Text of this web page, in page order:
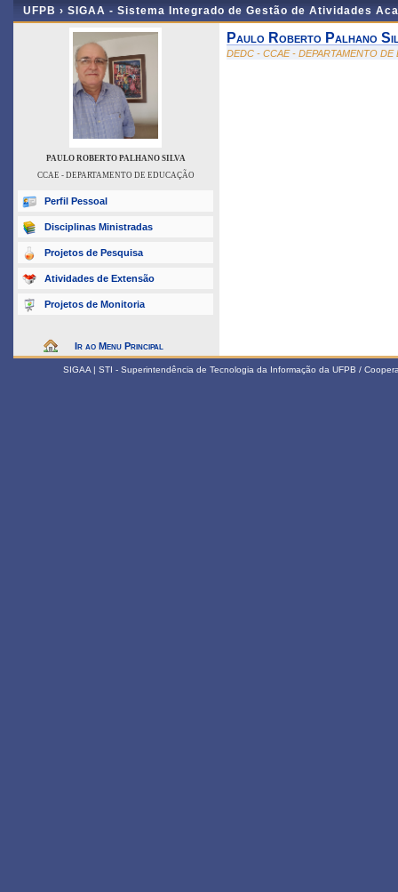
UFPB › SIGAA - Sistema Integrado de Gestão de Atividades
PAULO ROBERTO PALHANO SILVA
CCAE - DEPARTAMENTO DE EDUCAÇÃO
Perfil Pessoal
Disciplinas Ministradas
Projetos de Pesquisa
Atividades de Extensão
Projetos de Monitoria
Ir ao Menu Principal
Paulo Roberto Palhano
DEDC - CCAE - DEPARTAMENTO DE
SIGAA | STI - Superintendência de Tecnologia da Informação da UFPB /